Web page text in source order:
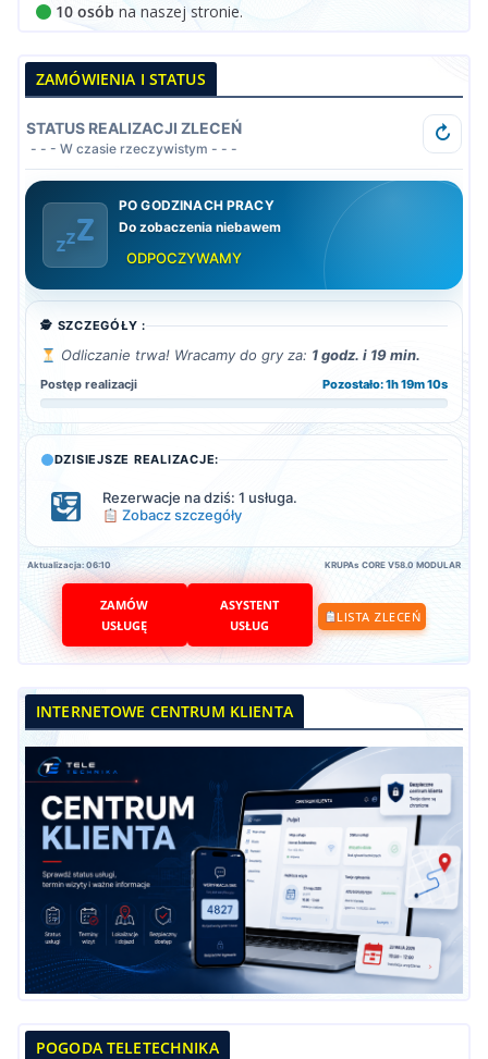
10 osób na naszej stronie.
ZAMÓWIENIA I STATUS
STATUS REALIZACJI ZLECEŃ
- - - W czasie rzeczywistym - - -
↻
PO GODZINACH PRACY
Do zobaczenia niebawem
ODPOCZYWAMY
🕵️ SZCZEGÓŁY :
Odliczanie trwa! Wracamy do gry za: 1 godz. i 19 min.
Postęp realizacji Pozostało: 1h 19m 8s
DZISIEJSZE REALIZACJE:
Rezerwacje na dziś: 1 usługa.
Zobacz szczegóły
Aktualizacja: 06:10 KRUPAs CORE V58.0 MODULAR
ZAMÓW
USŁUGĘ
ASYSTENT
USŁUG
LISTA ZLECEŃ
INTERNETOWE CENTRUM KLIENTA
POGODA TELETECHNIKA